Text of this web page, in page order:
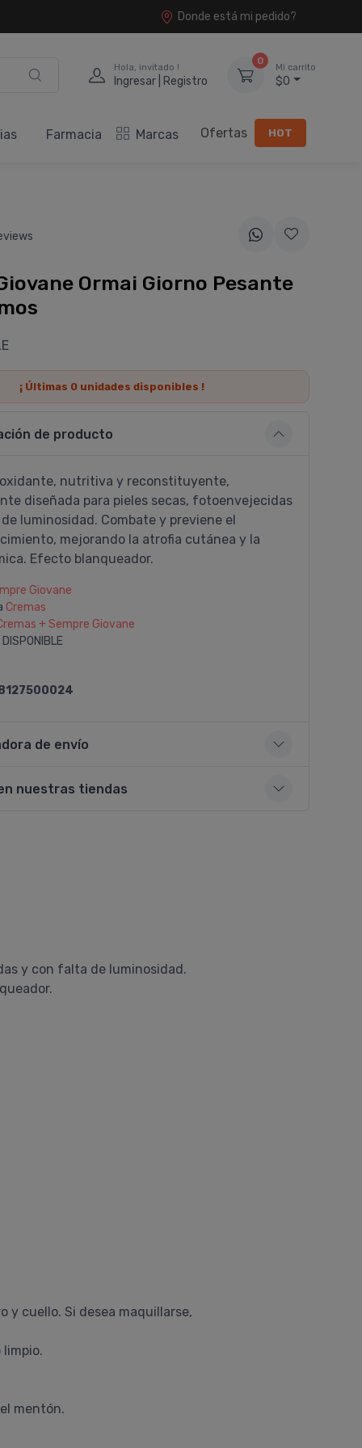
Donde está mi pedido?
Hola, invitado !
Ingresar | Registro
0
Mi carrito
$0
Farmacia Marcas Ofertas HOT
Ormai Giorno Pesante
¡ Últimas 0 unidades disponibles !
de producto
nutritiva y reconstituyente,
diseñada para pieles secas, fotoenvejecidas
luminosidad. Combate y previene el
mejorando la atrofia cutánea y la
Efecto blanqueador.
Giovane
Cremas
+ Sempre Giovane
DISPONIBLE
de envío
nuestras tiendas
y con falta de luminosidad.
y cuello. Si desea maquillarse,
mentón.